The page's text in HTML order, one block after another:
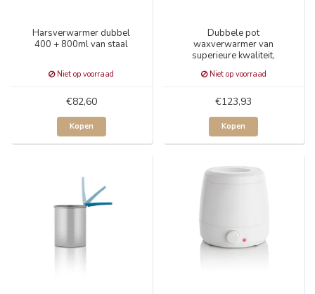
Harsverwarmer dubbel
400 + 800ml van staal
Niet op voorraad
€82,60
Kopen
Dubbele pot
waxverwarmer van
superieure kwaliteit,
Niet op voorraad
€123,93
Kopen